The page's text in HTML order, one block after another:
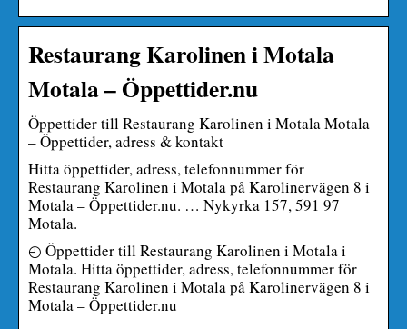
Restaurang Karolinen i Motala
Motala – Öppettider.nu
Öppettider till Restaurang Karolinen i Motala Motala
– Öppettider, adress & kontakt
Hitta öppettider, adress, telefonnummer för
Restaurang Karolinen i Motala på Karolinervägen 8 i
Motala – Öppettider.nu. … Nykyrka 157, 591 97
Motala.
◴ Öppettider till Restaurang Karolinen i Motala i
Motala. Hitta öppettider, adress, telefonnummer för
Restaurang Karolinen i Motala på Karolinervägen 8 i
Motala – Öppettider.nu